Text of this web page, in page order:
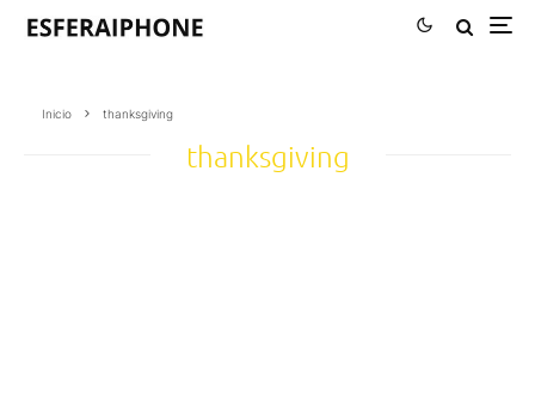
Inicio thanksgiving
thanksgiving